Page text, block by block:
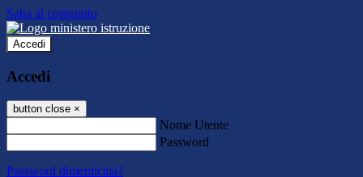
Salta al contenuto
Accedi
Accedi
button close ×
Nome Utente
Password
Password dimenticata?